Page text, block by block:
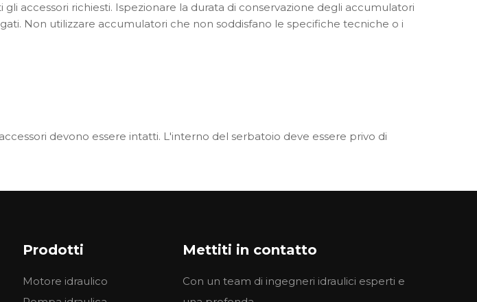
accessori richiesti. Ispezionare la durata di conservazione degli accumulatori
Non utilizzare accumulatori che non soddisfano le specifiche tecniche o i
devono essere intatti. L'interno del serbatoio deve essere privo di
Controllare la durata di conservazione dei sigilli. Non utilizzare
Prodotti
Motore idraulico
Mettiti in contatto
Con un team di ingegneri idraulici esperti e